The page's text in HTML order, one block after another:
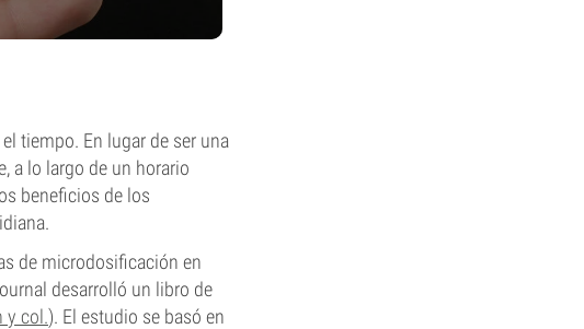
tiempo. En lugar de ser una
a lo largo de un horario
beneficios de los
de microdosificación en
desarrolló un libro de
y col.). El estudio se basó en